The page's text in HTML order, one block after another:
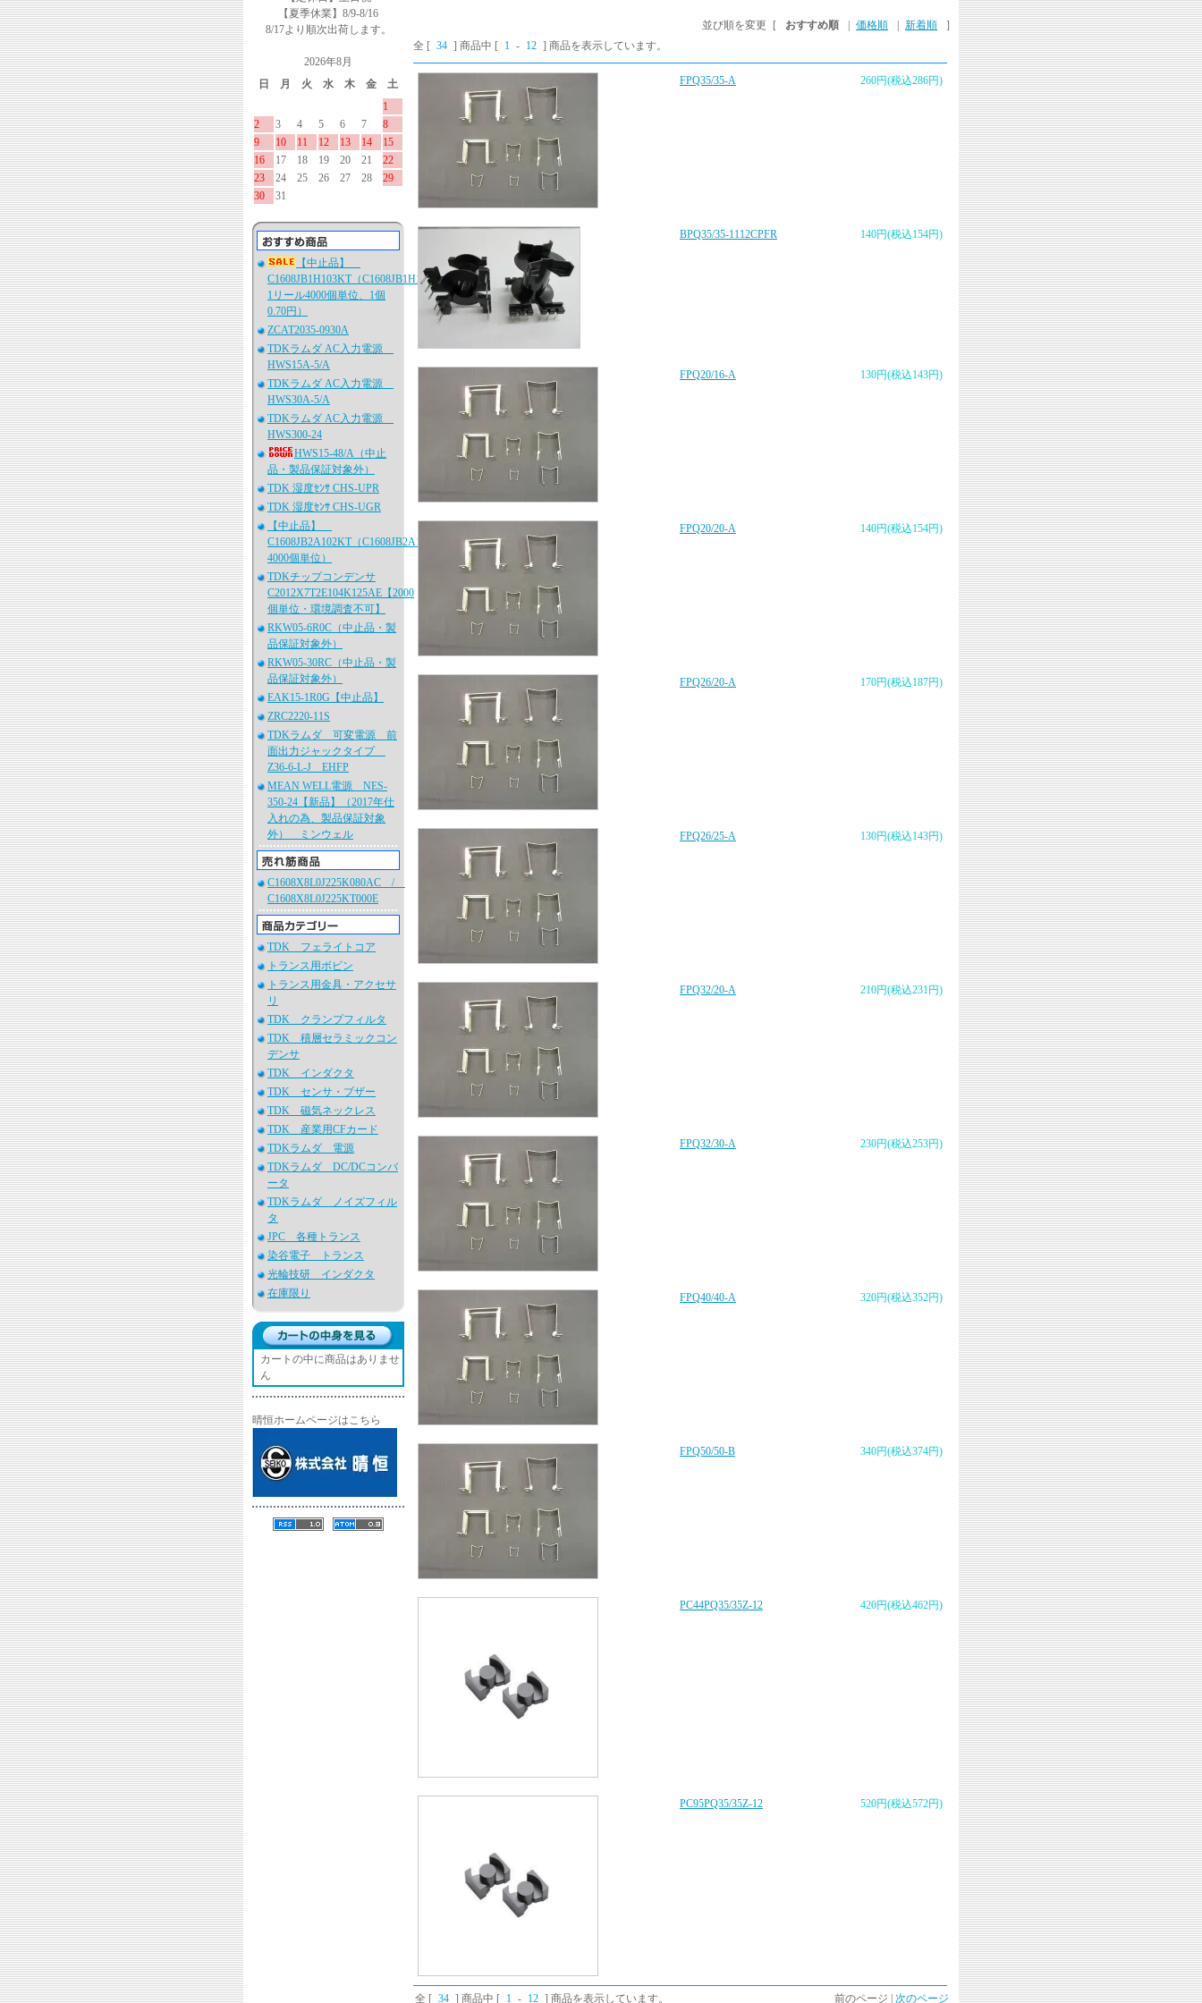
【夏季休業】8/9-8/16
8/17より順次出荷します。
2026年8月
日
月 火 水 木 金
土
1
2
3 4 5 6 7
8
9
10 11 12 13 14
15
16
17 18 19 20 21
22
23
24 25 26 27 28
29
30
31
【中止品】
C1608JB1H103KT（C1608JB1H103K080AA、
1リール4000個単位、1個
0.70円）
ZCAT2035-0930A
TDKラムダ AC入力電源
HWS15A-5/A
TDKラムダ AC入力電源
HWS30A-5/A
TDKラムダ AC入力電源
HWS300-24
HWS15-48/A（中止
品・製品保証対象外）
TDK 湿度ｾﾝｻ CHS-UPR
TDK 湿度ｾﾝｻ CHS-UGR
【中止品】
C1608JB2A102KT（C1608JB2A102K080AA、
4000個単位）
TDKチップコンデンサ
C2012X7T2E104K125AE【2000
個単位・環境調査不可】
RKW05-6R0C（中止品・製
品保証対象外）
RKW05-30RC（中止品・製
品保証対象外）
EAK15-1R0G【中止品】
ZRC2220-11S
TDKラムダ 可変電源 前
面出力ジャックタイプ
Z36-6-L-J EHFP
MEAN WELL電源 NES-
350-24【新品】（2017年仕
入れの為、製品保証対象
外） ミンウェル
C1608X8L0J225K080AC /
C1608X8L0J225KT000E
TDK フェライトコア
トランス用ボビン
トランス用金具・アクセサ
リ
TDK クランプフィルタ
TDK 積層セラミックコン
デンサ
TDK インダクタ
TDK センサ・ブザー
TDK 磁気ネックレス
TDK 産業用CFカード
TDKラムダ 電源
TDKラムダ DC/DCコンバ
ータ
TDKラムダ ノイズフィル
タ
JPC 各種トランス
染谷電子 トランス
光輪技研 インダクタ
在庫限り
カートの中に商品はありませ
ん
晴恒ホームページはこちら
並び順を変更 [ おすすめ順 価格順 新着順
]
全 [ 34 ] 商品中 [ 1 - 12 ] 商品を表示しています。
260円(税込286円)
FPQ35/35-A
140円(税込154円)
BPQ35/35-1112CPFR
130円(税込143円)
FPQ20/16-A
140円(税込154円)
FPQ20/20-A
170円(税込187円)
FPQ26/20-A
130円(税込143円)
FPQ26/25-A
210円(税込231円)
FPQ32/20-A
230円(税込253円)
FPQ32/30-A
320円(税込352円)
FPQ40/40-A
340円(税込374円)
FPQ50/50-B
420円(税込462円)
PC44PQ35/35Z-12
520円(税込572円)
PC95PQ35/35Z-12
全 [ 34 ] 商品中 [ 1 - 12 ] 商品を表示しています。 前のページ | 次のページ